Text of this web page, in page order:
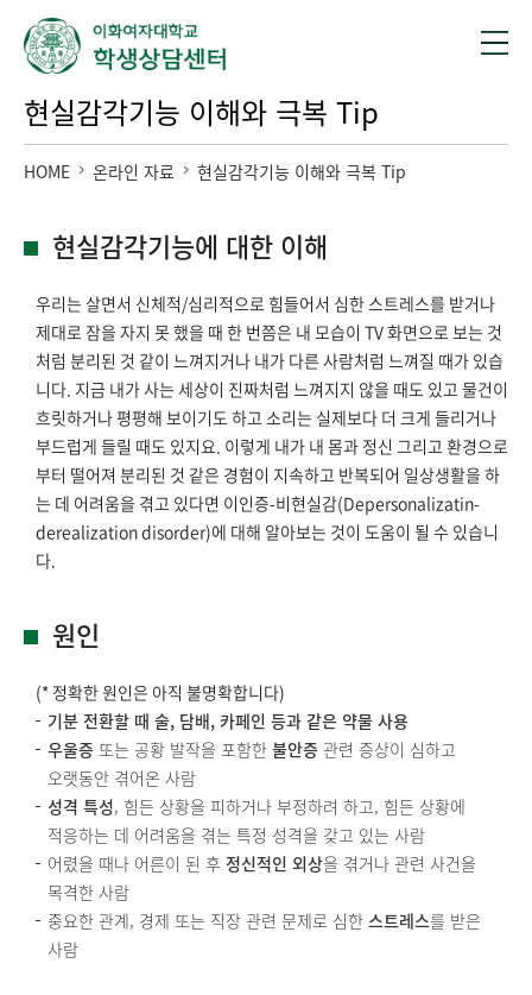
현실감각기능 이해와 극복 Tip
HOME 온라인 자료 현실감각기능 이해와 극복 Tip
현실감각기능에 대한 이해
우리는 살면서 신체적/심리적으로 힘들어서 심한 스트레스를 받거나
제대로 잠을 자지 못 했을 때 한 번쯤은 내 모습이 TV 화면으로 보는 것
처럼 분리된 것 같이 느껴지거나 내가 다른 사람처럼 느껴질 때가 있습
니다. 지금 내가 사는 세상이 진짜처럼 느껴지지 않을 때도 있고 물건이
흐릿하거나 평평해 보이기도 하고 소리는 실제보다 더 크게 들리거나
부드럽게 들릴 때도 있지요. 이렇게 내가 내 몸과 정신 그리고 환경으로
부터 떨어져 분리된 것 같은 경험이 지속하고 반복되어 일상생활을 하
는 데 어려움을 겪고 있다면 이인증-비현실감(Depersonalizatin-
derealization disorder)에 대해 알아보는 것이 도움이 될 수 있습니
다.
원인
(* 정확한 원인은 아직 불명확합니다)
기분 전환할 때 술, 담배, 카페인 등과 같은 약물 사용
우울증 또는 공황 발작을 포함한 불안증 관련 증상이 심하고
오랫동안 겪어온 사람
성격 특성, 힘든 상황을 피하거나 부정하려 하고, 힘든 상황에
적응하는 데 어려움을 겪는 특정 성격을 갖고 있는 사람
어렸을 때나 어른이 된 후 정신적인 외상을 겪거나 관련 사건을
목격한 사람
중요한 관계, 경제 또는 직장 관련 문제로 심한 스트레스를 받은
사람